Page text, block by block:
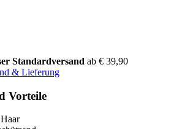
Standardversand ab € 39,90
& Lieferung
Vorteile